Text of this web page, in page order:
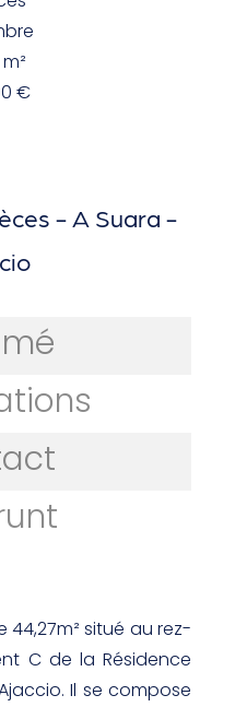
m²
€
- A Suara -
situé au rez-
C de la Résidence
Il se compose